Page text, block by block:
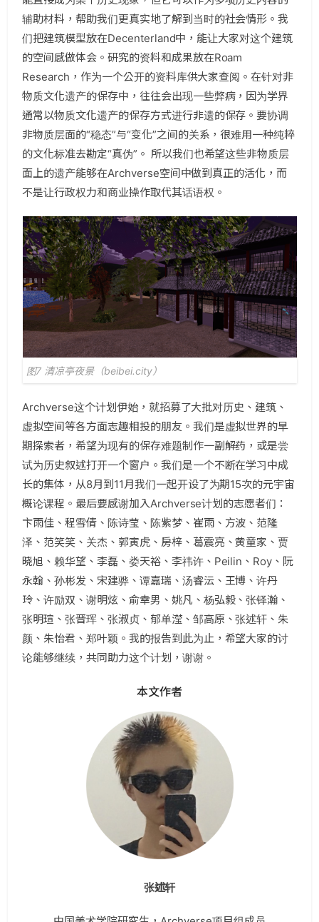
辅助材料，帮助我们更真实地了解到当时的社会情形。我
们把建筑模型放在Decenterland中，能让大家对这个建筑
的空间感做体会。研究的资料和成果放在Roam
Research，作为一个公开的资料库供大家查阅。在针对非
物质文化遗产的保存中，往往会出现一些弊病，因为学界
通常以物质文化遗产的保存方式进行非遗的保存。要协调
非物质层面的“稳态”与“变化”之间的关系，很难用一种纯粹
的文化标准去勘定“真伪”。 所以我们也希望这些非物质层
面上的遗产能够在Archverse空间中做到真正的活化，而
不是让行政权力和商业操作取代其话语权。
图7 清凉亭夜景（beibei.city）
Archverse这个计划伊始，就招募了大批对历史、建筑、
虚拟空间等各方面志趣相投的朋友。我们是虚拟世界的早
期探索者，希望为现有的保存难题制作一副解药，或是尝
试为历史叙述打开一个窗户。我们是一个不断在学习中成
长的集体，从8月到11月我们一起开设了为期15次的元宇宙
概论课程。最后要感谢加入Archverse计划的志愿者们：
卞雨佳、程雪倩、陈诗莹、陈紫梦、崔雨、方波、范隆
泽、范笑笑、关杰、郭寅虎、房梓、葛震亮、黄童家、贾
晓旭、赖华望、李磊、娄天裕、李祎许、Peilin、Roy、阮
永翰、孙彬发、宋建骅、谭嘉瑞、汤睿沄、王博、许丹
玲、许励双、谢明炫、俞幸男、姚凡、杨弘毅、张铎瀚、
张明瑄、张晋珲、张淑贞、郁单滢、邹高原、张述轩、朱
颜、朱怡君、郑叶颖。我的报告到此为止，希望大家的讨
论能够继续，共同助力这个计划，谢谢。
本文作者
张述轩